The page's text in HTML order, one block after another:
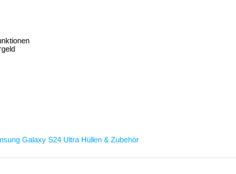
Galaxy S24 Ultra Hüllen & Zubehör